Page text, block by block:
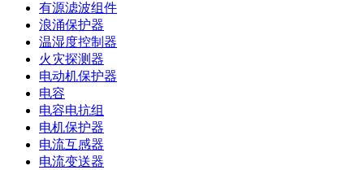
有源滤波组件
浪涌保护器
温湿度控制器
火灾探测器
电动机保护器
电容
电容电抗组
电机保护器
电流互感器
电流变送器